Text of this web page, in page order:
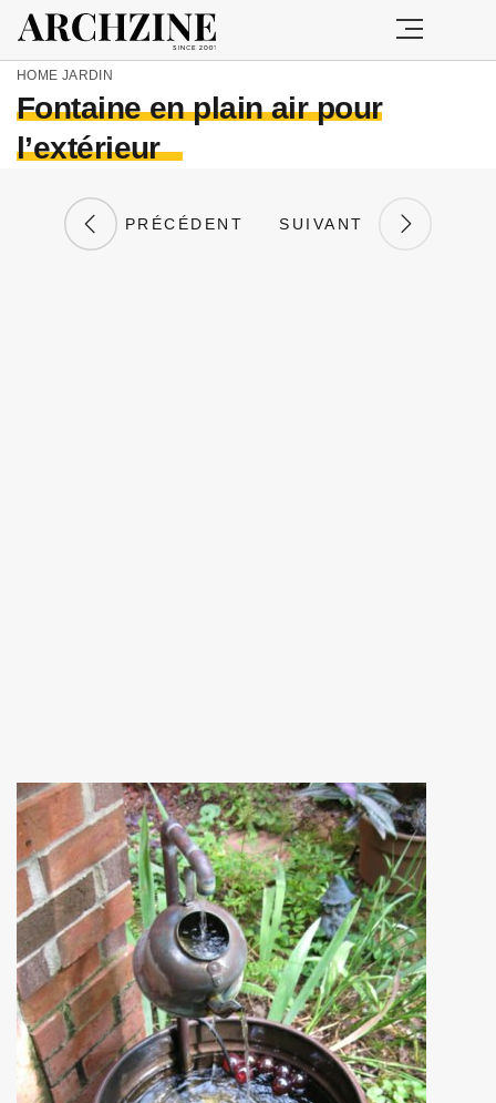
HOME JARDIN
Fontaine en plain air pour
l’extérieur
PRÉCÉDENT SUIVANT